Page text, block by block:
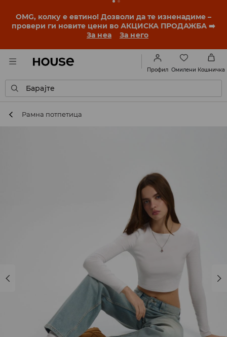
OMG, колку е евтино! Дозволи да те изненадиме –
провери ги новите цени во АКЦИСКА ПРОДАЖБА ➡️
За неа
За него
Профил Омилени Кошничка
Барајте
Рамна потпетица